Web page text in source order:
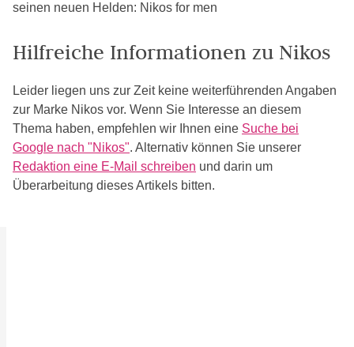
seinen neuen Helden: Nikos for men
Hilfreiche Informationen zu Nikos
Leider liegen uns zur Zeit keine weiterführenden Angaben
zur Marke Nikos vor. Wenn Sie Interesse an diesem
Thema haben, empfehlen wir Ihnen eine Suche bei
Google nach "Nikos". Alternativ können Sie unserer
Redaktion eine E-Mail schreiben und darin um
Überarbeitung dieses Artikels bitten.